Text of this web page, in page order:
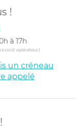
!
à 17h
coût opérateur)
un créneau
appelé